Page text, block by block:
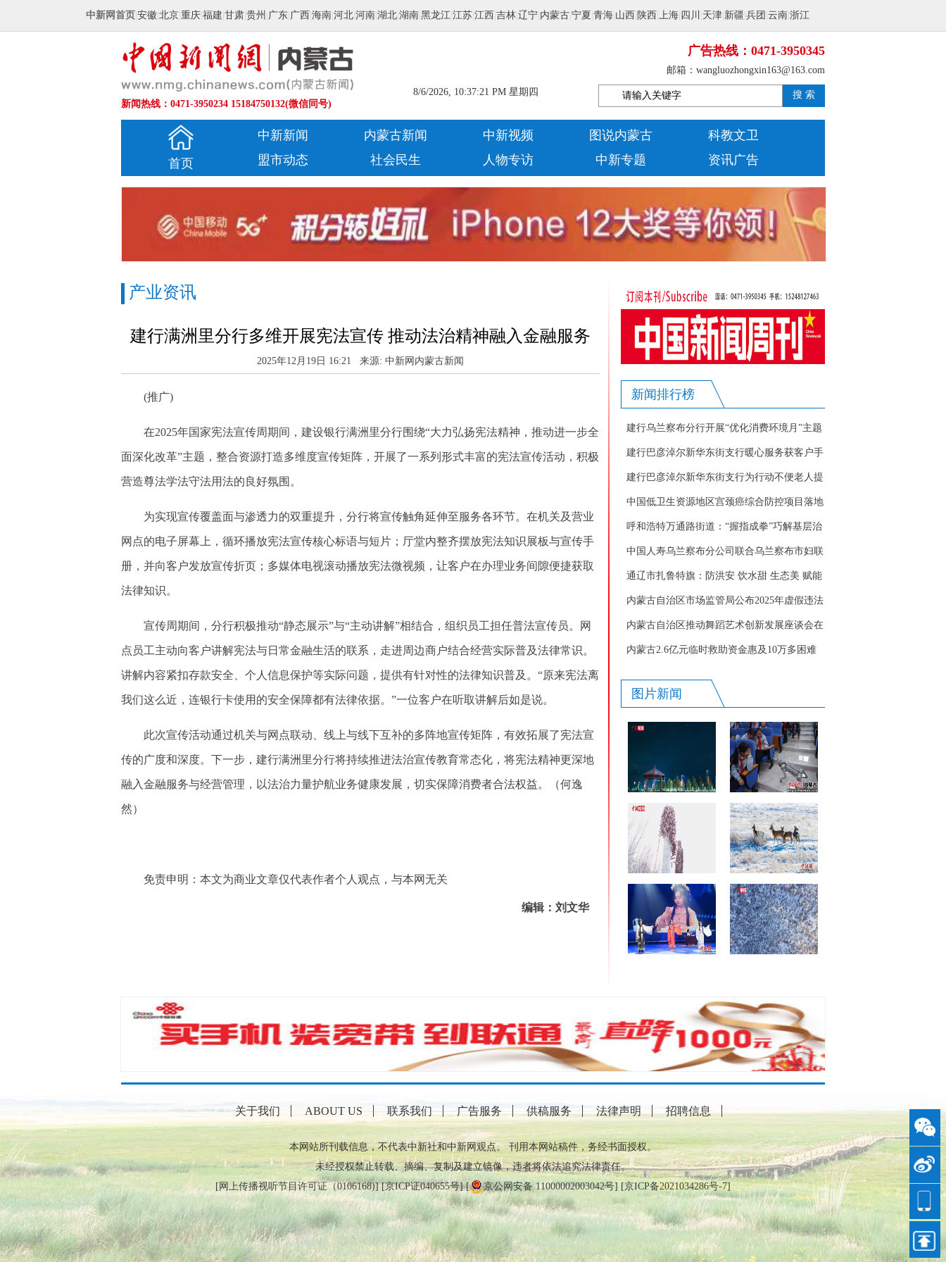
中新网首页 安徽 北京 重庆 福建 甘肃 贵州 广东 广西 海南 河北 河南 湖北 湖南 黑龙江 江苏 江西 吉林 辽宁 内蒙古 宁夏 青海 山西 陕西 上海 四川 天津 新疆 兵团 云南 浙江
新闻热线：0471-3950234 15184750132(微信同号)
8/6/2026, 10:37:21 PM 星期四
广告热线：0471-3950345
邮箱：wangluozhongxin163@163.com
搜 索
首页
中新新闻 内蒙古新闻 中新视频 图说内蒙古
科教文卫
盟市动态
社会民生 人物专访 中新专题 资讯广告
产业资讯
建行满洲里分行多维开展宪法宣传 推动法治精神融入金融服务
2025年12月19日 16:21 来源: 中新网内蒙古新闻
(推广)
在2025年国家宪法宣传周期间，建设银行满洲里分行围绕“大力弘扬宪法精神，推动进一步全
面深化改革”主题，整合资源打造多维度宣传矩阵，开展了一系列形式丰富的宪法宣传活动，积极
营造尊法学法守法用法的良好氛围。
为实现宣传覆盖面与渗透力的双重提升，分行将宣传触角延伸至服务各环节。在机关及营业
网点的电子屏幕上，循环播放宪法宣传核心标语与短片；厅堂内整齐摆放宪法知识展板与宣传手
册，并向客户发放宣传折页；多媒体电视滚动播放宪法微视频，让客户在办理业务间隙便捷获取
法律知识。
宣传周期间，分行积极推动“静态展示”与“主动讲解”相结合，组织员工担任普法宣传员。网
点员工主动向客户讲解宪法与日常金融生活的联系，走进周边商户结合经营实际普及法律常识。
讲解内容紧扣存款安全、个人信息保护等实际问题，提供有针对性的法律知识普及。“原来宪法离
我们这么近，连银行卡使用的安全保障都有法律依据。”一位客户在听取讲解后如是说。
此次宣传活动通过机关与网点联动、线上与线下互补的多阵地宣传矩阵，有效拓展了宪法宣
传的广度和深度。下一步，建行满洲里分行将持续推进法治宣传教育常态化，将宪法精神更深地
融入金融服务与经营管理，以法治力量护航业务健康发展，切实保障消费者合法权益。（何逸
然）
免责申明：本文为商业文章仅代表作者个人观点，与本网无关
编辑：刘文华
新闻排行榜
建行乌兰察布分行开展“优化消费环境月”主题
活动 多举措提升金融服务
建行巴彦淖尔新华东街支行暖心服务获客户手
写感谢信
建行巴彦淖尔新华东街支行为行动不便老人提
供社保卡上门更换服务
中国低卫生资源地区宫颈癌综合防控项目落地
敖汉旗
呼和浩特万通路街道：“握指成拳”巧解基层治
理“千千结”
中国人寿乌兰察布分公司联合乌兰察布市妇联
开展“关爱女性健康保险”捐赠仪式
通辽市扎鲁特旗：防洪安 饮水甜 生态美 赋能
高质量发展
内蒙古自治区市场监管局公布2025年虚假违法
广告典型案例
内蒙古自治区推动舞蹈艺术创新发展座谈会在
呼召开
内蒙古2.6亿元临时救助资金惠及10万多困难
图片新闻
关于我们 ABOUT US 联系我们 广告服务 供稿服务 法律声明 招聘信息
本网站所刊载信息，不代表中新社和中新网观点。 刊用本网站稿件，务经书面授权。
未经授权禁止转载、摘编、复制及建立镜像，违者将依法追究法律责任。
[ 网上传播视听节目许可证（0106168)] [京ICP证040655号] [ 京公网安备 11000002003042号] [京ICP备2021034286号-7]